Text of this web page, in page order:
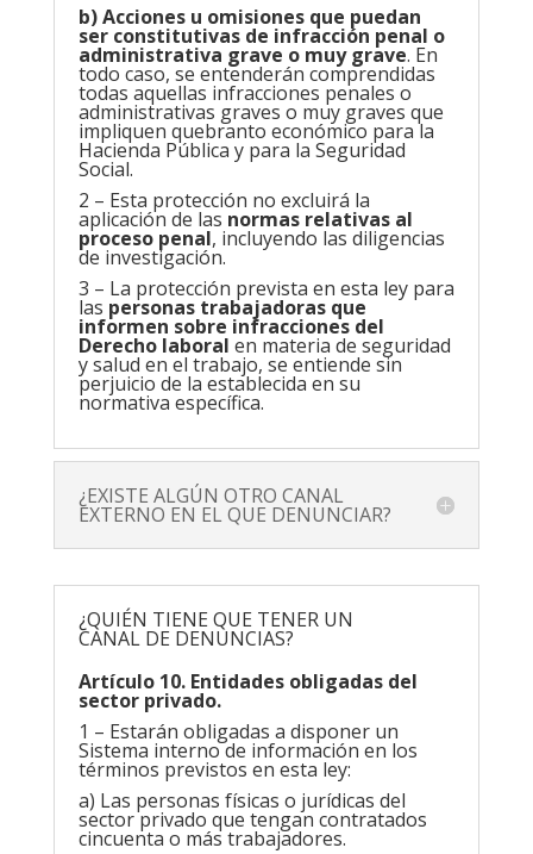
b) Acciones u omisiones que puedan
ser constitutivas de infracción penal o
administrativa grave o muy grave. En
todo caso, se entenderán comprendidas
todas aquellas infracciones penales o
administrativas graves o muy graves que
impliquen quebranto económico para la
Hacienda Pública y para la Seguridad
Social.
2 – Esta protección no excluirá la
aplicación de las normas relativas al
proceso penal, incluyendo las diligencias
de investigación.
3 – La protección prevista en esta ley para
las personas trabajadoras que
informen sobre infracciones del
Derecho laboral en materia de seguridad
y salud en el trabajo, se entiende sin
perjuicio de la establecida en su
normativa específica.
¿EXISTE ALGÚN OTRO CANAL
EXTERNO EN EL QUE DENUNCIAR?
¿QUIÉN TIENE QUE TENER UN
CANAL DE DENUNCIAS?
Artículo 10. Entidades obligadas del
sector privado.
1 – Estarán obligadas a disponer un
Sistema interno de información en los
términos previstos en esta ley:
a) Las personas físicas o jurídicas del
sector privado que tengan contratados
cincuenta o más trabajadores.